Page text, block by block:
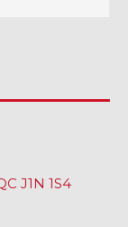
J1N 1S4